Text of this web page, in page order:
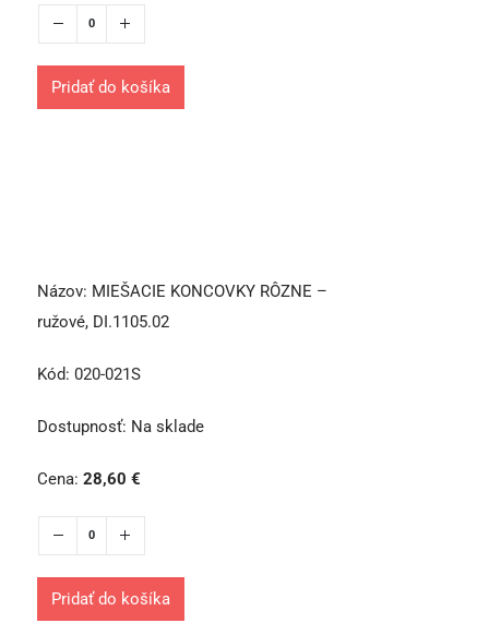
Pridať do košíka
Názov: MIEŠACIE KONCOVKY RÔZNE –
ružové, DI.1105.02
Kód: 020-021S
Dostupnosť: Na sklade
Cena: 28,60 €
Pridať do košíka